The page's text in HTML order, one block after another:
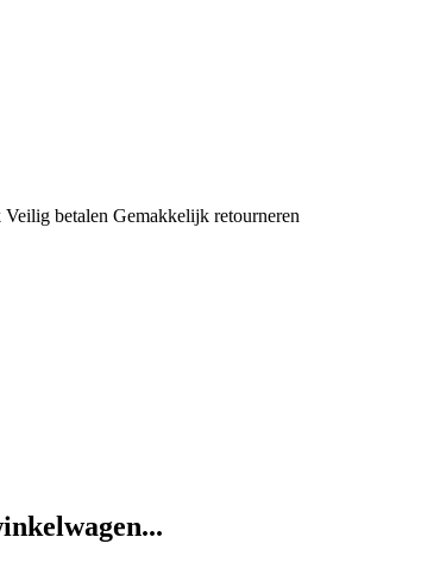
Veilig betalen Gemakkelijk retourneren